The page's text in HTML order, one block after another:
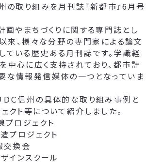
の取り組みを月刊誌『新都市』6月号
画やまちづくりに関する専門誌とし
来、様々な分野の専門家による論文
ている歴史ある月刊誌です。学識経
中心に広く支持されており、都市計
な情報発信媒体の一つとなっていま
ＤＣ信州の具体的な取り組み事例と
クト等について紹介しました。
プロジェクト
プロジェクト
交換会
インスクール